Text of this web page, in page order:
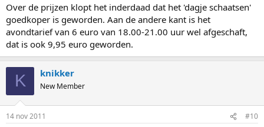
Over de prijzen klopt het inderdaad dat het 'dagje schaatsen'
goedkoper is geworden. Aan de andere kant is het
avondtarief van 6 euro van 18.00-21.00 uur wel afgeschaft,
dat is ook 9,95 euro geworden.
K knikker
New Member
14 nov 2011 #10